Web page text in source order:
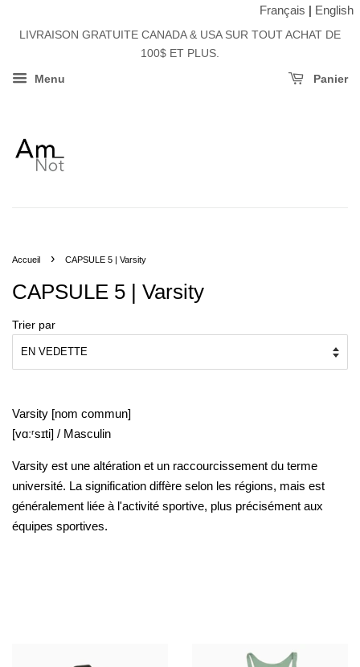
Français | English
LIVRAISON GRATUITE CANADA & USA SUR TOUT ACHAT DE
100$ ET PLUS.
Menu Panier
Accueil › CAPSULE 5 | Varsity
CAPSULE 5 | Varsity
Trier par
Varsity [nom commun]
[vɑːʳsɪti] / Masculin
Varsity est une altération et un raccourcissement du terme
université. La signification diffère selon les régions, mais est
généralement liée à l'activité sportive, plus précisément aux
équipes sportives.